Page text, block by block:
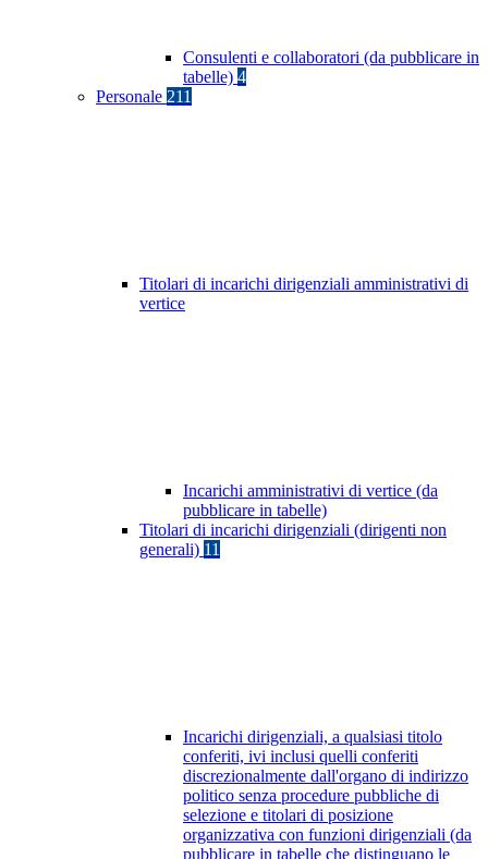
Consulenti e collaboratori (da pubblicare in
tabelle) 4
Personale 211
Titolari di incarichi dirigenziali amministrativi di
vertice
Incarichi amministrativi di vertice (da
pubblicare in tabelle)
Titolari di incarichi dirigenziali (dirigenti non
generali) 11
Incarichi dirigenziali, a qualsiasi titolo
conferiti, ivi inclusi quelli conferiti
discrezionalmente dall'organo di indirizzo
politico senza procedure pubbliche di
selezione e titolari di posizione
organizzativa con funzioni dirigenziali (da
pubblicare in tabelle che distinguano le